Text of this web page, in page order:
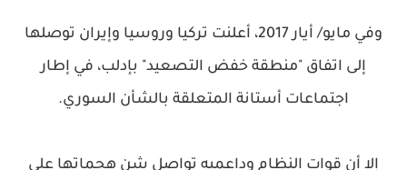
وفي مايو/ أيار 2017، أعلنت تركيا وروسيا وإيران توصلها
إلى اتفاق "منطقة خفض التصعيد" بإدلب، في إطار
اجتماعات أستانة المتعلقة بالشأن السوري.
إلا أن قوات النظام وداعميه تواصل شن هجماتها على